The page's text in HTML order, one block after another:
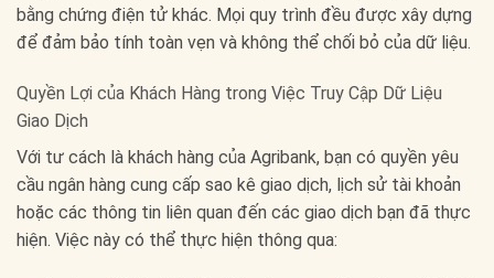
bằng chứng điện tử khác. Mọi quy trình đều được xây dựng
để đảm bảo tính toàn vẹn và không thể chối bỏ của dữ liệu.
Quyền Lợi của Khách Hàng trong Việc Truy Cập Dữ Liệu
Giao Dịch
Với tư cách là khách hàng của Agribank, bạn có quyền yêu
cầu ngân hàng cung cấp sao kê giao dịch, lịch sử tài khoản
hoặc các thông tin liên quan đến các giao dịch bạn đã thực
hiện. Việc này có thể thực hiện thông qua: